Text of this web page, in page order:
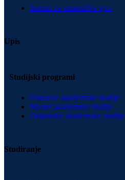
Institut za umetničku igru
Upis
Studijski programi
Osnovne akademske studije
Master akademske studije
Doktorske akademske studije
Studiranje